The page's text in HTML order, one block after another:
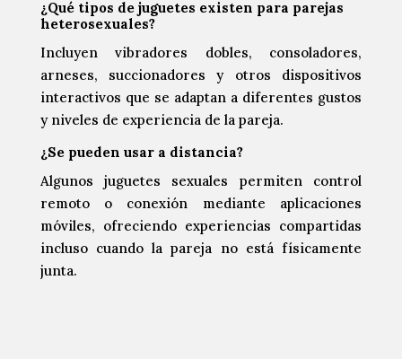
¿Qué tipos de juguetes existen para parejas
heterosexuales?
Incluyen vibradores dobles, consoladores,
arneses, succionadores y otros dispositivos
interactivos que se adaptan a diferentes gustos
y niveles de experiencia de la pareja.
¿Se pueden usar a distancia?
Algunos juguetes sexuales permiten control
remoto o conexión mediante aplicaciones
móviles, ofreciendo experiencias compartidas
incluso cuando la pareja no está físicamente
junta.